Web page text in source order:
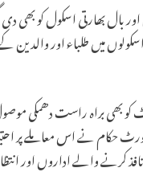
بال بھارتی اسکول کو بھی
میں طلباء اور
ہونے والے ہلوارہ ایئرپورٹ کو بھی
حکام نے اس معاملے پر
کرنے والے اداروں اور